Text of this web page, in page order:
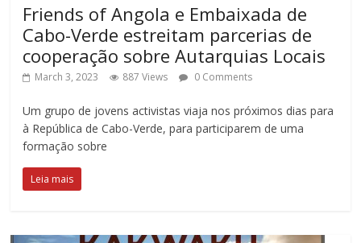
Friends of Angola e Embaixada de
Cabo-Verde estreitam parcerias de
cooperação sobre Autarquias Locais
March 3, 2023 887 Views 0 Comments
Um grupo de jovens activistas viaja nos próximos dias para
à República de Cabo-Verde, para participarem de uma
formação sobre
Leia mais